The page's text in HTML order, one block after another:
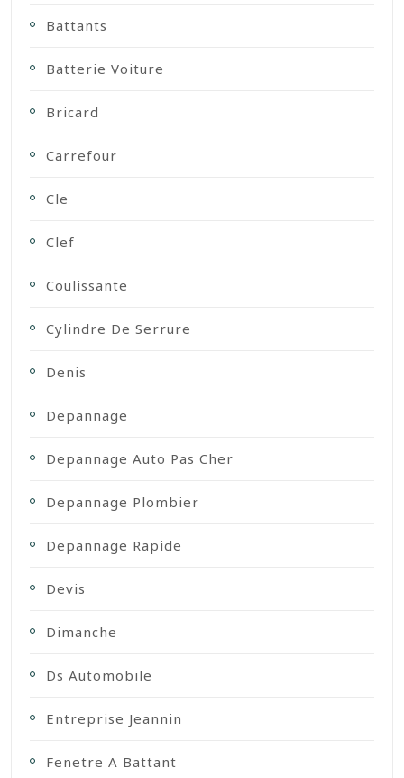
Battants
Batterie Voiture
Bricard
Carrefour
Cle
Clef
Coulissante
Cylindre De Serrure
Denis
Depannage
Depannage Auto Pas Cher
Depannage Plombier
Depannage Rapide
Devis
Dimanche
Ds Automobile
Entreprise Jeannin
Fenetre A Battant